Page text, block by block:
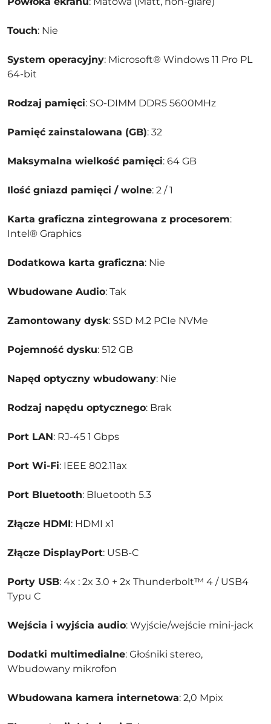
Touch: Nie
System operacyjny: Microsoft® Windows 11 Pro PL
64-bit
Rodzaj pamięci: SO-DIMM DDR5 5600MHz
Pamięć zainstalowana (GB): 32
Maksymalna wielkość pamięci: 64 GB
Ilość gniazd pamięci / wolne: 2 / 1
Karta graficzna zintegrowana z procesorem:
Intel® Graphics
Dodatkowa karta graficzna: Nie
Wbudowane Audio: Tak
Zamontowany dysk: SSD M.2 PCIe NVMe
Pojemność dysku: 512 GB
Napęd optyczny wbudowany: Nie
Rodzaj napędu optycznego: Brak
Port LAN: RJ-45 1 Gbps
Port Wi-Fi: IEEE 802.11ax
Port Bluetooth: Bluetooth 5.3
Złącze HDMI: HDMI x1
Złącze DisplayPort: USB-C
Porty USB: 4x : 2x 3.0 + 2x Thunderbolt™ 4 / USB4
Typu C
Wejścia i wyjścia audio: Wyjście/wejście mini-jack
Dodatki multimedialne: Głośniki stereo,
Wbudowany mikrofon
Wbudowana kamera internetowa: 2,0 Mpix